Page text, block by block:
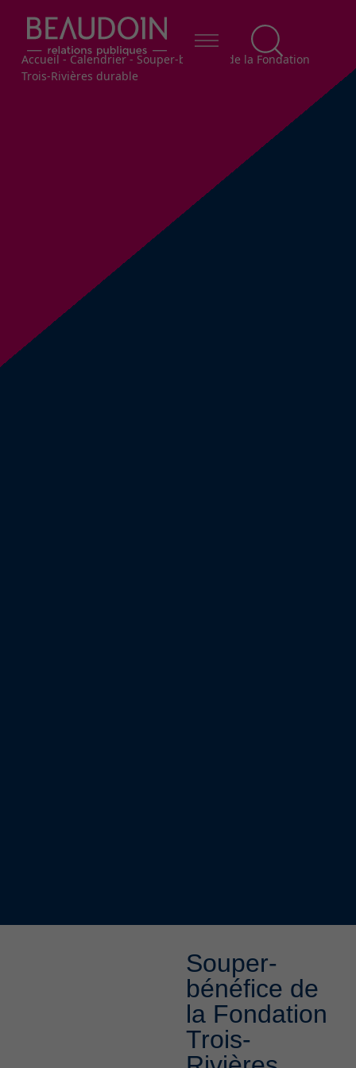
Fil d'Ariane
Accueil-Calendrier-Souper-bénéfice de la Fondation
Trois-Rivières durable
Souper-
bénéfice de
la Fondation
Trois-